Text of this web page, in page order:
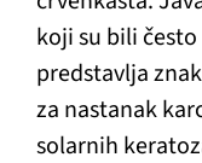
koji su bili
predstavlja
za nastanak
solarnih